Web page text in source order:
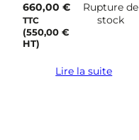
660,00€
TTC
(550,00€
HT)
Rupture de
stock
Lire la suite